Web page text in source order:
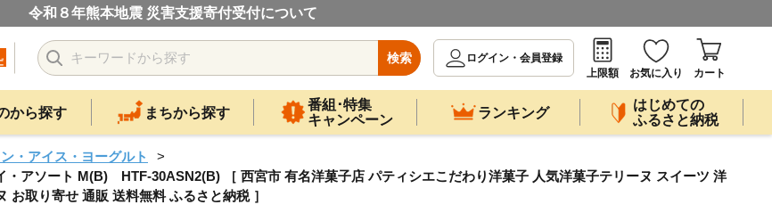
令和８年熊本地震 災害支援寄付受付について
検索
ログイン・会員登録
上限額
お気に入り カート
から探す まちから探す
番組･特集
キャンペーン
ランキング
はじめての
ふるさと納税
・アイス・ヨーグルト
アソート M(B) HTF-30ASN2(B) ［ 西宮市 有名洋菓子店 パティシエこだわり洋菓子 人気洋菓子テリーヌ スイーツ 洋
取り寄せ 通販 送料無料 ふるさと納税 ］